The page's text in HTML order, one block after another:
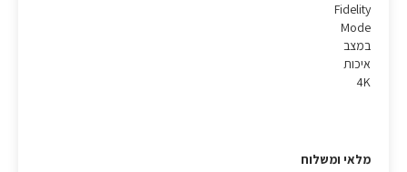
Fidelity
Mode
במצב
איכות
4K
מלאי ומשלוח